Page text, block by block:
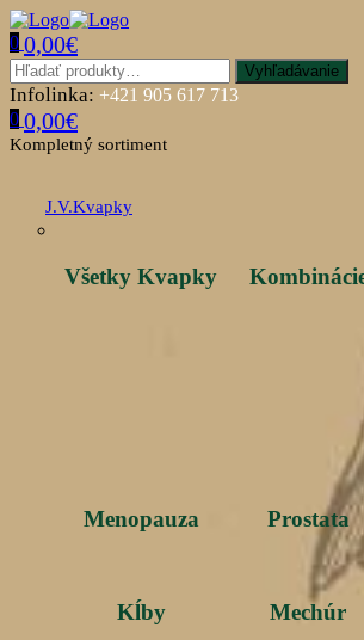
0 0,00€
Vyhľadávanie
Infolinka: +421 905 617 713
0 0,00€
Kompletný sortiment
J.V.Kvapky
Všetky Kvapky
Menopauza Prostata
Kĺby Mechúr